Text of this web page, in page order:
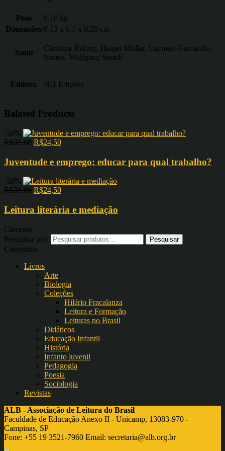
Peso
0.10 kg
Dimensões 0.13 x 0.1 x 0.20 cm
Autor
Christine Röhrig, Heiner Müller, Laymert Garcia dos
Santos, Wolfgang Storch
Editora N-1 Edições
Related Products
-30%
R$35,00 R$24,50
Juventude e emprego: educar para qual trabalho?
-30%
R$35,00 R$24,50
Leitura literária e mediação
Carrinho
Pesquisar por:
Categorias
Livros
Arte
Biologia
Coleções
Hilário Fracalanza
Leitura e Formação
Leituras no Brasil
Didáticos
Educação Infantil
História
Infanto juvenil
Pedagogia
Poesia
Sociologia
Revistas
ALB - Associação de Leitura do Brasil
Faculdade de Educação Anexo II - Unicamp, 13083-970 -
Campinas, SP
Fone: +55 19 3521-7960 Email: secretaria@alb.org.br